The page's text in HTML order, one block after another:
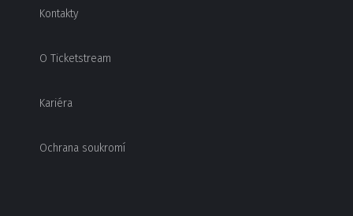
Kontakty
O Ticketstream
Kariéra
Ochrana soukromí